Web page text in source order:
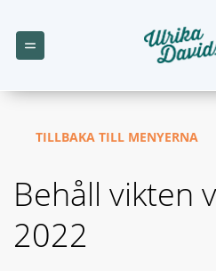
TILLBAKA TILL MENYERNA
Behåll vikten
2022